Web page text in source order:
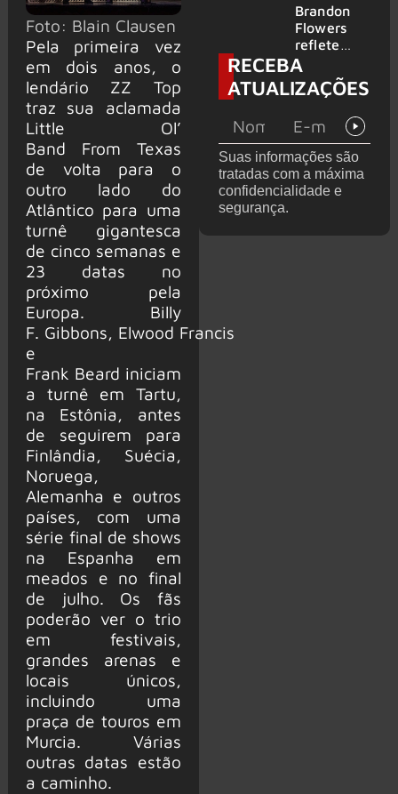
Foto: Blain Clausen
Pela primeira vez
em dois anos, o
lendário ZZ Top
traz sua aclamada
Little Ol’
Band From Texas
de volta para o
outro lado do
Atlântico para uma
turnê gigantesca
de cinco semanas e
23 datas no
próximo pela
Europa. Billy
F. Gibbons, Elwood Francis
e
Frank Beard iniciam
a turnê em Tartu,
na Estônia, antes
de seguirem para
Finlândia, Suécia,
Noruega,
Alemanha e outros
países, com uma
série final de shows
na Espanha em
meados e no final
de julho. Os fãs
poderão ver o trio
em festivais,
grandes arenas e
locais únicos,
incluindo uma
praça de touros em
Murcia. Várias
outras datas estão
a caminho.
am Ring
2026
membros
do GHOST
e KORN
Brandon
Flowers
reflete
sobre o
futuro e
levanta
de de
deixar os
palcos
RECEBA
ATUALIZAÇÕES
Suas informações são
tratadas com a máxima
confidencialidade e
segurança.